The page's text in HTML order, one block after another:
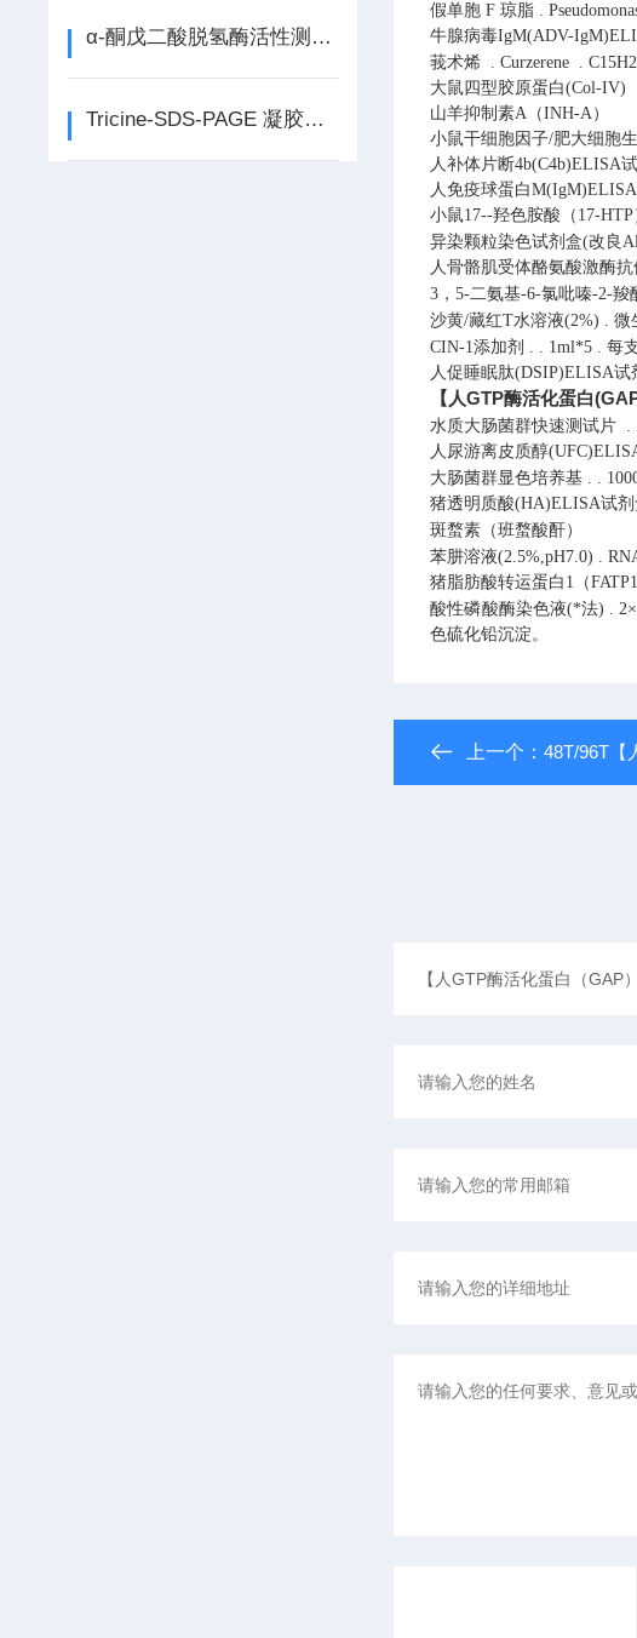
假单胞 F 琼脂 .
牛腺病毒IgM(ADV-
莪术烯 . Curzerene .
大鼠四型胶原蛋白(Col-IV)
山羊抑制素A（INH-A）
小鼠干细胞因子/肥大细胞
人补体片断4b(C4b)ELISA
人免疫球蛋白
小鼠17--羟色胺酸（17-HTP
异染颗粒染色试剂盒(改良
人骨骼肌受体酪氨酸激酶
3，5-二氨基-6-氯吡嗪-2-羧
沙黄/藏红T水溶液(2%) . 微
CIN-1添加剂 . . 1ml*5 . 每
人促睡眠肽(DSIP)ELISA试
【人GTP酶活化蛋白
水质大肠菌群快速测试片 .
人尿游离皮质醇
大肠菌群显色培养基 . .
猪透明质酸(HA)ELISA试剂
斑蝥素（班蝥酸酐
苯肼溶液(2.5%,pH7.0) .
猪脂肪酸转运蛋白1（
酸性磷酸酶染色液(*法) .
色硫化铅沉淀。
上一个：48T/96T【人视
α-酮戊二酸脱氢酶活性测定试剂盒说明书
Tricine-SDS-PAGE 凝胶配制试剂盒说明书